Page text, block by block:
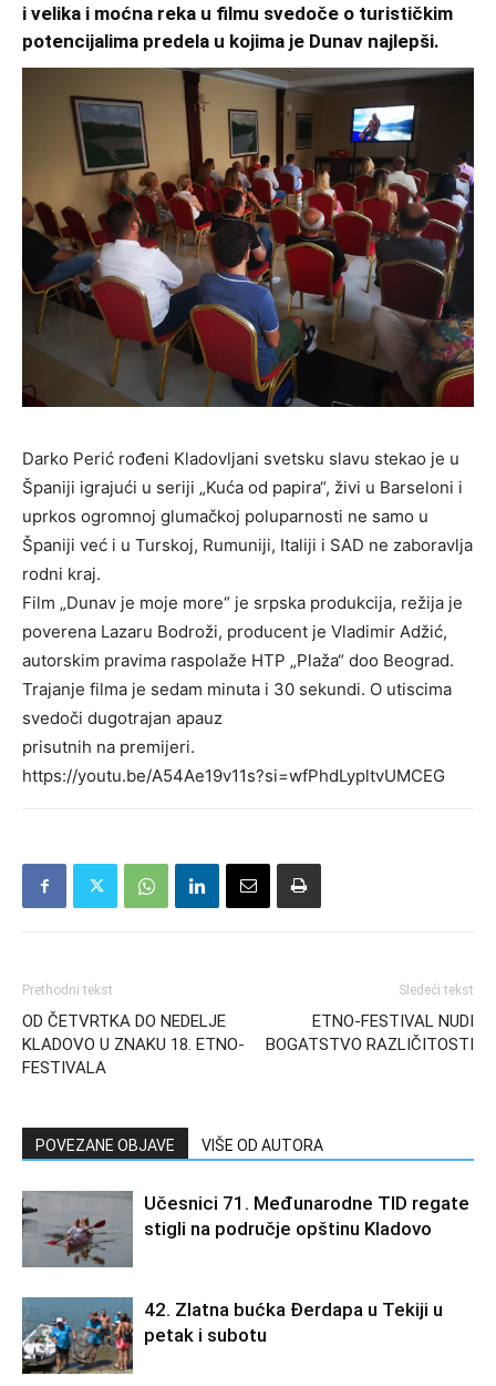
i velika i moćna reka u filmu svedoče o turističkim
potencijalima predela u kojima je Dunav najlepši.
Darko Perić rođeni Kladovljani svetsku slavu stekao je u
Španiji igrajući u seriji „Kuća od papira“, živi u Barseloni i
uprkos ogromnoj glumačkoj poluparnosti ne samo u
Španiji već i u Turskoj, Rumuniji, Italiji i SAD ne zaboravlja
rodni kraj.
Film „Dunav je moje more“ je srpska produkcija, režija je
poverena Lazaru Bodroži, producent je Vladimir Adžić,
autorskim pravima raspolaže HTP „Plaža“ doo Beograd.
Trajanje filma je sedam minuta i 30 sekundi. O utiscima
svedoči dugotrajan apauz
prisutnih na premijeri.
https://youtu.be/A54Ae19v11s?si=wfPhdLypltvUMCEG
Prethodni tekst
OD ČETVRTKA DO NEDELJE
KLADOVO U ZNAKU 18. ETNO-
FESTIVALA
Sledeći tekst
ETNO-FESTIVAL NUDI
BOGATSTVO RAZLIČITOSTI
POVEZANE OBJAVE VIŠE OD AUTORA
Učesnici 71. Međunarodne TID regate
stigli na područje opštinu Kladovo
42. Zlatna bućka Đerdapa u Tekiji u
petak i subotu